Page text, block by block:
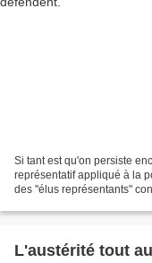
Si tant est qu'on persiste
représentatif appliqué à la
des "élus représentants"
L'austérité tout